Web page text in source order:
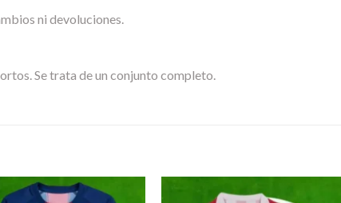
ni devoluciones.
Se trata de un conjunto completo.